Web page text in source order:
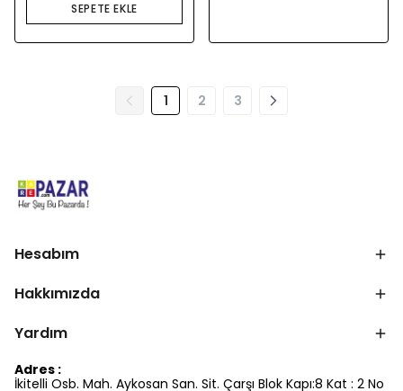
SEPETE EKLE
1 2 3
Hesabım
Hakkımızda
Yardım
Adres :
İkitelli Osb. Mah. Aykosan San. Sit. Çarşı Blok Kapı:8 Kat : 2 No